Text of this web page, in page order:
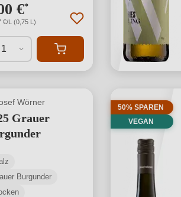
€*
€/L (0,75 L)
1
Wörner
Grauer
Burgunder
50% SPAREN
VEGAN